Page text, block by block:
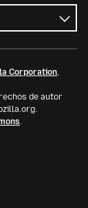
Corporation,
de autor
.